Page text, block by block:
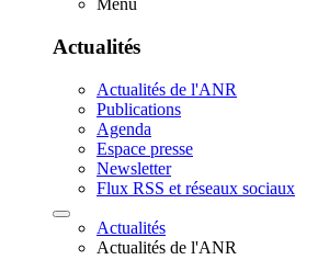
Menu
Actualités
Actualités de l'ANR
Publications
Agenda
Espace presse
Newsletter
Flux RSS et réseaux sociaux
Actualités
Actualités de l'ANR